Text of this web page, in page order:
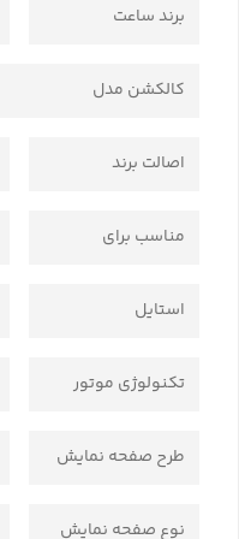
برند ساعت
کالکشن مدل
اصالت برند
مناسب برای
استایل
تکنولوژی موتور
طرح صفحه نمایش
نوع صفحه نمایش